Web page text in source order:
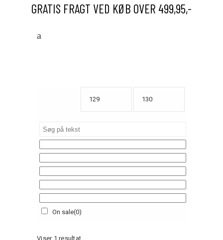
GRATIS FRAGT VED KØB OVER 499,95,-
On sale(0)